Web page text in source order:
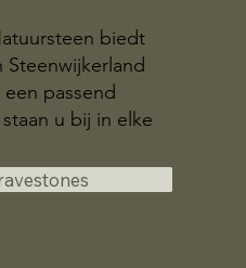
biedt
Steenwijkerland
passend
u bij in elke